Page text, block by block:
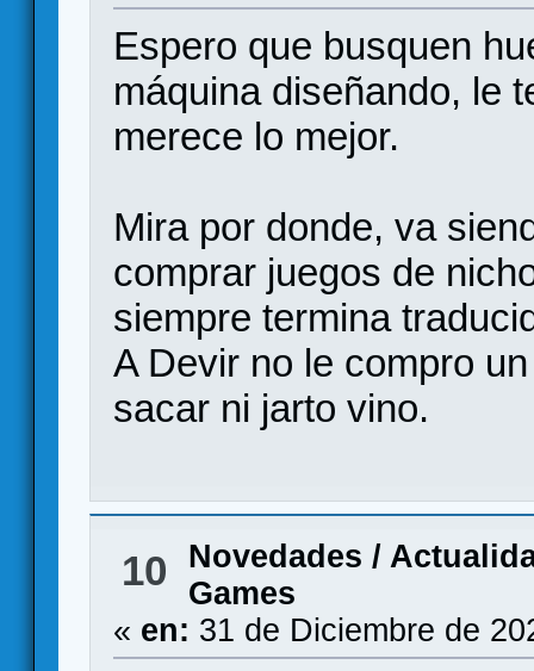
Espero que busquen
máquina diseñando, le
merece lo mejor.
Mira por donde, va
comprar juegos de
siempre termina
A Devir no le compro
sacar ni jarto vino.
10
Novedades /
Games
« en: 31 de Diciembre de